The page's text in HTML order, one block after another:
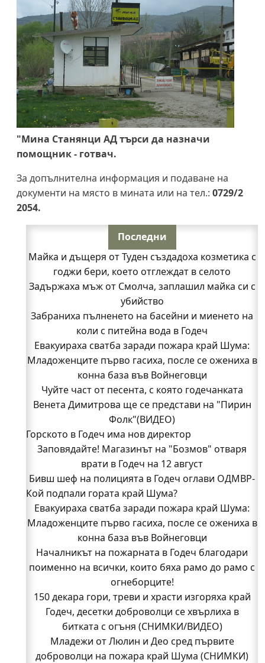
"Мина Станянци АД търси да назначи
помощник - готвач.
За допълнителна информация и подаване на
документи на място в мината или на тел.: 0729/2
2054.
Последни
Майка и дъщеря от Туден създадоха козметика с
годжи бери, което отглеждат в селото
Задържаха мъж от Смолча, заплашил майка си с
убийство
Забраниха пълненето на басейни и миенето на
коли с питейна вода в Годеч
Евакуираха сватба заради пожара край Шума:
Младоженците първо гасиха, после се ожениха в
конна база във Войнеговци
Чуйте част от песента, с която годечанката
Венета Димитрова ще се представи на "Пирин
Фолк"(ВИДЕО)
Горското в Годеч има нов директор
Заповядайте! Магазинът на "Бозмов" отваря
врати в Годеч на 12 август
Бивш шеф на полицията в Годеч оглави ОДМВР-
Видин
Кой подпали гората край Шума?
Младежи от Люлин и Део сред първите
доброволци на пожара край Шума (СНИМКИ)
Началникът на пожарната в Годеч благодари
поименно на всички, които бяха рамо до рамо с
огнеборците!
150 декара гори, треви и храсти изгоряха край
Годеч, десетки доброволци се хвърлиха в
битката с огъня (СНИМКИ/ВИДЕО)
Полицията влиза в селата
Възможни са прекъсвания на тока утре в части
Кой подпали гората край Шума?
Евакуираха сватба заради пожара край Шума:
Младоженците първо гасиха, после се ожениха в
конна база във Войнеговци
Началникът на пожарната в Годеч благодари
поименно на всички, които бяха рамо до рамо с
огнеборците!
150 декара гори, треви и храсти изгоряха край
Годеч, десетки доброволци се хвърлиха в
битката с огъня (СНИМКИ/ВИДЕО)
Младежи от Люлин и Део сред първите
доброволци на пожара край Шума (СНИМКИ)